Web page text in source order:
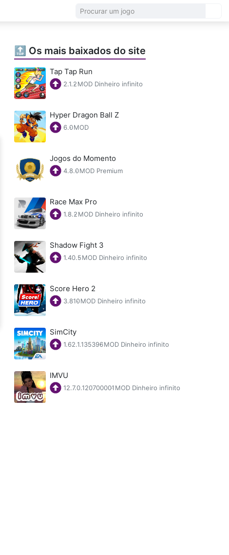
🔝 Os mais baixados do site
Tap Tap Run
2.1.2
· MOD Dinheiro infinito
Hyper Dragon Ball Z
6.0
· MOD
Jogos do Momento
4.8.0
· MOD Premium
Race Max Pro
1.8.2
· MOD Dinheiro infinito
Shadow Fight 3
1.40.5
· MOD Dinheiro infinito
Score Hero 2
3.810
· MOD Dinheiro infinito
SimCity
1.62.1.135396
· MOD Dinheiro infinito
IMVU
12.7.0.120700001
· MOD Dinheiro infinito